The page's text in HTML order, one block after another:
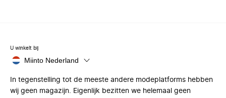
U winkelt bij
Miinto Nederland
In tegenstelling tot de meeste andere modeplatforms hebben
wij geen magazijn. Eigenlijk bezitten we helemaal geen